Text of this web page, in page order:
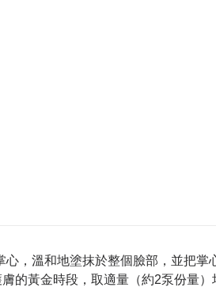
，溫和地塗抹於整個臉部，並把
的黃金時段，取適量（約2泵份量